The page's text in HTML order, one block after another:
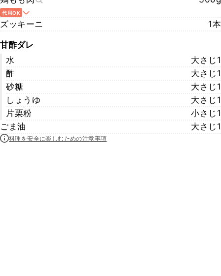
代用OK
ズッキーニ 1本
甘酢ダレ
水
大さじ1
酢
大さじ1
砂糖
大さじ1
しょうゆ
大さじ1
片栗粉
小さじ1
ごま油
大さじ1
料理を安全に楽しむための注意事項